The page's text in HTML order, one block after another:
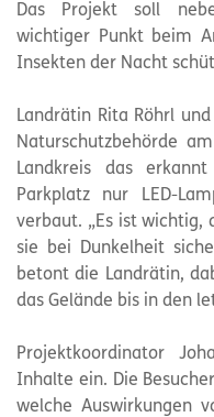
Das Projekt soll
wichtiger Punkt beim
Insekten der Nacht
Landrätin Rita Röhrl
Naturschutzbehörde
Landkreis das
Parkplatz nur LED-
verbaut. „Es ist wichtig,
sie bei Dunkelheit
betont die Landrätin,
das Gelände bis in den
Projektkoordinator
Inhalte ein. Die
welche Auswirkungen